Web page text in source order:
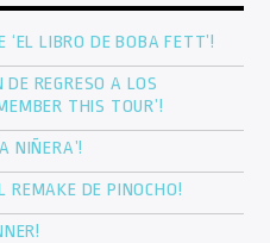
‘EL LIBRO DE BOBA FETT’!
REGRESO A LOS
THIS TOUR’!
NIÑERA’!
REMAKE DE PINOCHO!